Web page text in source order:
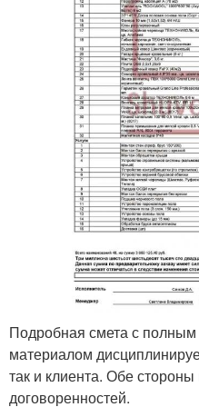
Подробная смета с
материалом
так и клиента. Обе
договоренностей.